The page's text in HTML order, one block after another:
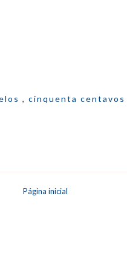
,cinquenta
Página inicial